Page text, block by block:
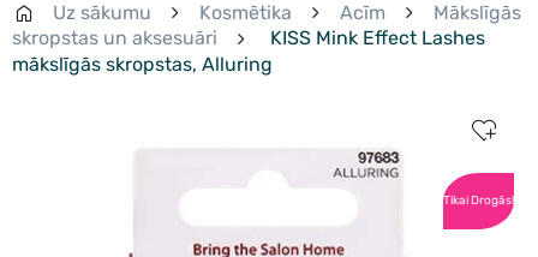
Uz sākumu Kosmētika Acīm
Mākslīgās
skropstas un aksesuāri
KISS Mink Effect Lashes
mākslīgās skropstas, Alluring
Tikai Drogās!